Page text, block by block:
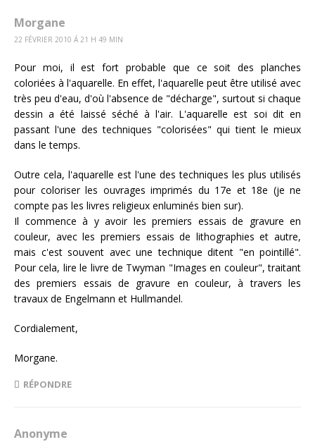
Morgane
22 FÉVRIER 2010 Á 21 H 49 MIN
Pour moi, il est fort probable que ce soit des planches
coloriées à l'aquarelle. En effet, l'aquarelle peut être utilisé avec
très peu d'eau, d'où l'absence de "décharge", surtout si chaque
dessin a été laissé séché à l'air. L'aquarelle est soi dit en
passant l'une des techniques "colorisées" qui tient le mieux
dans le temps.
Outre cela, l'aquarelle est l'une des techniques les plus utilisés
pour coloriser les ouvrages imprimés du 17e et 18e (je ne
compte pas les livres religieux enluminés bien sur).
Il commence à y avoir les premiers essais de gravure en
couleur, avec les premiers essais de lithographies et autre,
mais c'est souvent avec une technique ditent "en pointillé".
Pour cela, lire le livre de Twyman "Images en couleur", traitant
des premiers essais de gravure en couleur, à travers les
travaux de Engelmann et Hullmandel.
Cordialement,
Morgane.
RÉPONDRE
Anonyme